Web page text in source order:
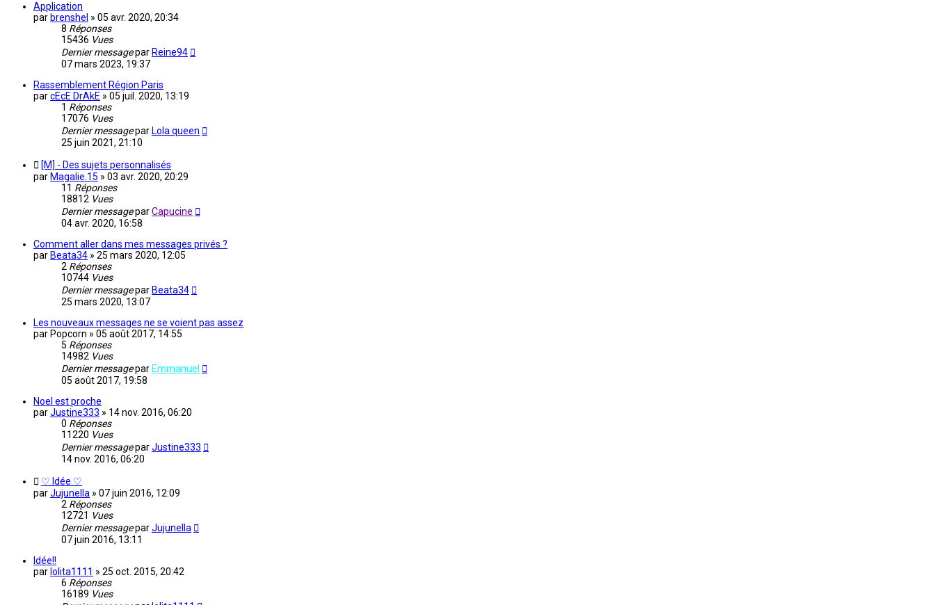
Application
par brenshel » 05 avr. 2020, 20:34
8 Réponses
15436 Vues
Dernier messagepar Reine94
07 mars 2023, 19:37
Rassemblement Région Paris
parcEcE DrAkE » 05 juil. 2020, 13:19
1 Réponses
17076 Vues
Dernier messagepar Lola queen
25 juin 2021, 21:10
[M] - Des sujets personnalisés
par Magalie.15 » 03 avr. 2020, 20:29
11 Réponses
18812 Vues
Dernier messageparCapucine
04 avr. 2020, 16:58
Comment aller dans mes messages privés ?
par Beata34 » 25 mars 2020, 12:05
2 Réponses
10744 Vues
Dernier messagepar Beata34
25 mars 2020, 13:07
Les nouveaux messages ne se voient pas assez
par Popcorn » 05 août 2017, 14:55
5 Réponses
14982 Vues
Dernier messagepar Emmanuel
05 août 2017, 19:58
Noel est proche
parJustine333 » 14 nov. 2016, 06:20
0 Réponses
11220 Vues
Dernier messageparJustine333
14 nov. 2016, 06:20
♡ Idée ♡
parJujunella » 07 juin 2016, 12:09
2 Réponses
12721 Vues
Dernier messageparJujunella
07 juin 2016, 13:11
Idée!!
par lolita1111 » 25 oct. 2015, 20:42
6 Réponses
16189 Vues